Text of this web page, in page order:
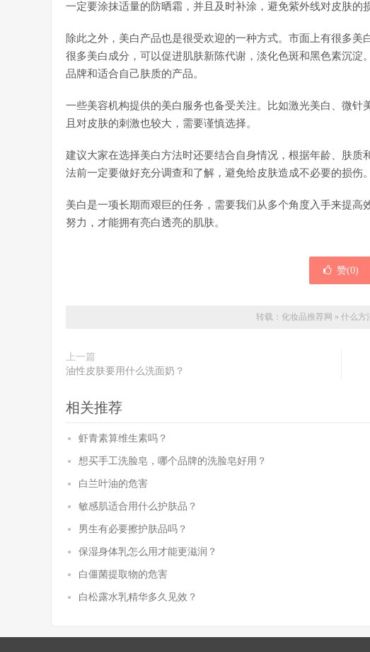
一定要涂抹适量的防晒霜，并且及时补涂，避免紫外线对皮肤的
除此之外，美白产品也是很受欢迎的一种方式。市面上有很多
很多美白成分，可以促进肌肤新陈代谢，淡化色斑和黑色素沉
品牌和适合自己肤质的产品。
一些美容机构提供的美白服务也备受关注。比如激光美白、微
且对皮肤的刺激也较大，需要谨慎选择。
建议大家在选择美白方法时还要结合自身情况，根据年龄、肤
法前一定要做好充分调查和了解，避免给皮肤造成不必要的损伤。
美白是一项长期而艰巨的任务，需要我们从多个角度入手来提
努力，才能拥有亮白透亮的肌肤。
赞(0)
转载： 化妆品推荐网 » 什么方
上一篇
油性皮肤要用什么洗面奶？
相关推荐
虾青素算维生素吗？
想买手工洗脸皂，哪个品牌的洗脸皂好用？
白兰叶油的危害
敏感肌适合用什么护肤品？
男生有必要擦护肤品吗？
保湿身体乳怎么用才能更滋润？
白僵菌提取物的危害
白松露水乳精华多久见效？